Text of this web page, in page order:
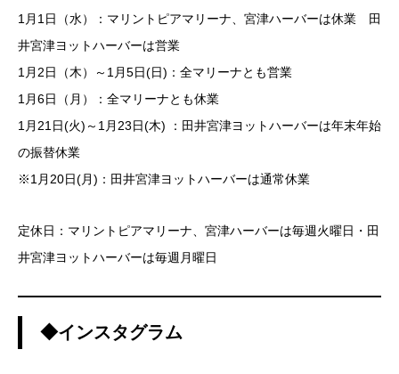
1月1日（水）：マリントピアマリーナ、宮津ハーバーは休業 田
井宮津ヨットハーバーは営業
1月2日（木）～1月5日(日)：全マリーナとも営業
1月6日（月）：全マリーナとも休業
1月21日(火)～1月23日(木) ：田井宮津ヨットハーバーは年末年始
の振替休業
※1月20日(月)：田井宮津ヨットハーバーは通常休業
定休日：マリントピアマリーナ、宮津ハーバーは毎週火曜日・田
井宮津ヨットハーバーは毎週月曜日
◆インスタグラム